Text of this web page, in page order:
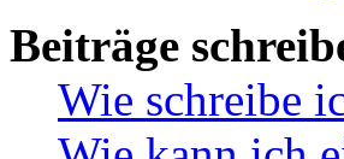
Beiträge
Wie schreibe